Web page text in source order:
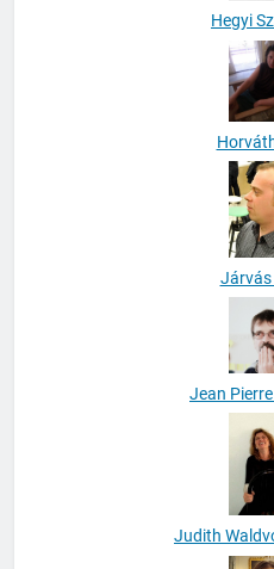
Hegyi
Járvás
Jean
Judith